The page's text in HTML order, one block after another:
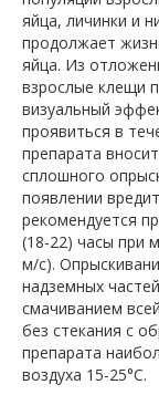
яйца, личинки и
продолжает
яйца. Из
взрослые клещи
визуальный
проявиться в
препарата
сплошного
появлении
рекомендуется
(18-22) часы при
м/с).
надземных
смачиванием
без стекания с
препарата
воздуха 15-25°С.